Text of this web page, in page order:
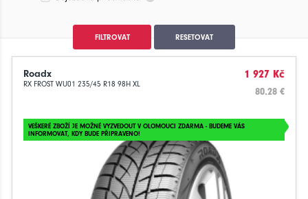
FILTROVAT RESETOVAT
Roadx
RX FROST WU01 235/45 R18 98H XL
1 927 Kč
80.28 €
VEŠKERÉ ZBOŽÍ JE MOŽNÉ VYZVEDOUT V OLOMOUCI ZDARMA - BUDEME VÁS
INFORMOVAT, KDY BUDE PŘIPRAVENO!